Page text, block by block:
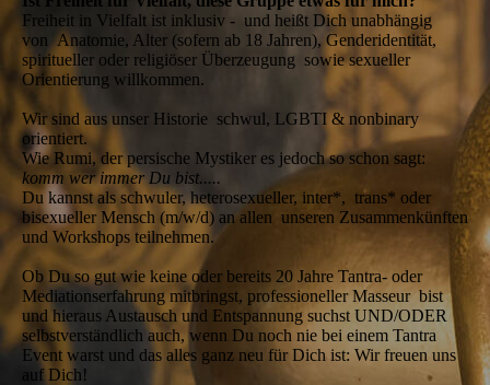
Freiheit in Vielfalt ist inklusiv - und heißt Dich unabhängig
von Anatomie, Alter (sofern ab 18 Jahren), Genderidentität,
spiritueller oder religiöser Überzeugung sowie sexueller
Orientierung willkommen.
Wir sind aus unser Historie schwul, LGBTI & nonbinary
orientiert.
Wie Rumi, der persische Mystiker es jedoch so schon sagt:
komm wer immer Du bist.....
Du kannst als schwuler, heterosexueller, inter*, trans* oder
bisexueller Mensch (m/w/d) an allen unseren Zusammenkünften
und Workshops teilnehmen.
Ob Du so gut wie keine oder bereits 20 Jahre Tantra- oder
Mediationserfahrung mitbringst, professioneller Masseur bist
und hieraus Austausch und Entspannung suchst UND/ODER
selbstverständlich auch, wenn Du noch nie bei einem Tantra
Event warst und das alles ganz neu für Dich ist: Wir freuen uns
auf Dich!